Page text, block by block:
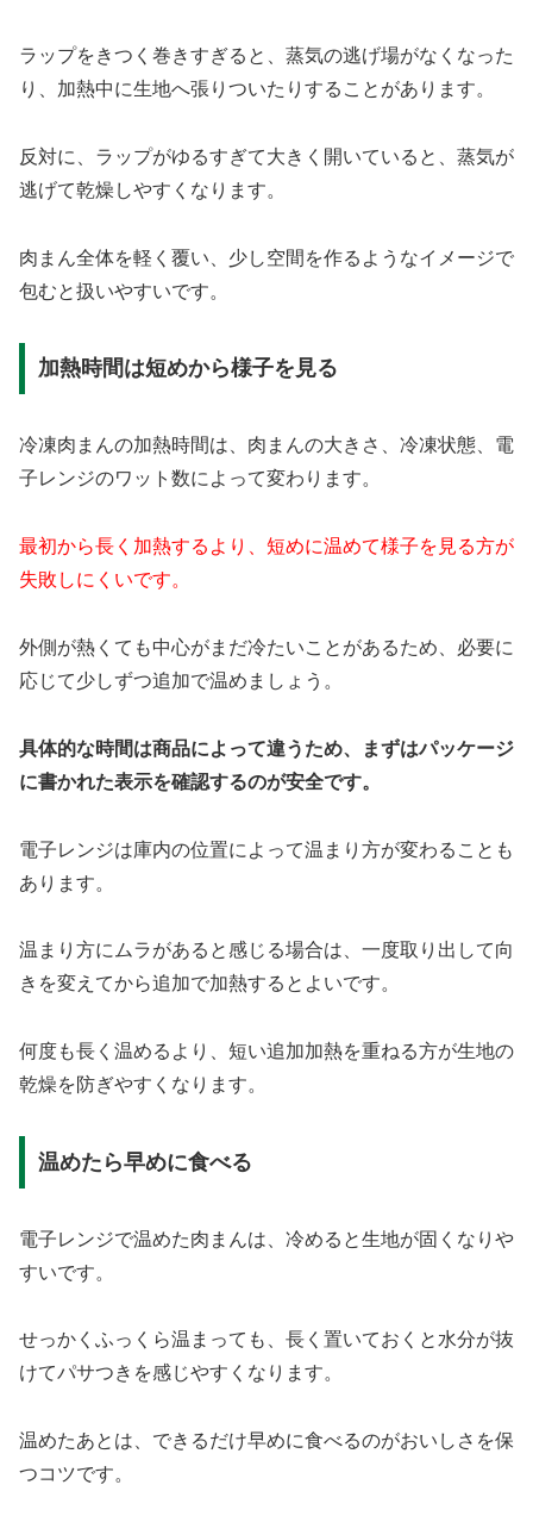
ラップをきつく巻きすぎると、蒸気の逃げ場がなくなった
り、加熱中に生地へ張りついたりすることがあります。
反対に、ラップがゆるすぎて大きく開いていると、蒸気が
逃げて乾燥しやすくなります。
肉まん全体を軽く覆い、少し空間を作るようなイメージで
包むと扱いやすいです。
加熱時間は短めから様子を見る
冷凍肉まんの加熱時間は、肉まんの大きさ、冷凍状態、電
子レンジのワット数によって変わります。
最初から長く加熱するより、短めに温めて様子を見る方が
失敗しにくいです。
外側が熱くても中心がまだ冷たいことがあるため、必要に
応じて少しずつ追加で温めましょう。
具体的な時間は商品によって違うため、まずはパッケージ
に書かれた表示を確認するのが安全です。
電子レンジは庫内の位置によって温まり方が変わることも
あります。
温まり方にムラがあると感じる場合は、一度取り出して向
きを変えてから追加で加熱するとよいです。
何度も長く温めるより、短い追加加熱を重ねる方が生地の
乾燥を防ぎやすくなります。
温めたら早めに食べる
電子レンジで温めた肉まんは、冷めると生地が固くなりや
すいです。
せっかくふっくら温まっても、長く置いておくと水分が抜
けてパサつきを感じやすくなります。
温めたあとは、できるだけ早めに食べるのがおいしさを保
つコツです。